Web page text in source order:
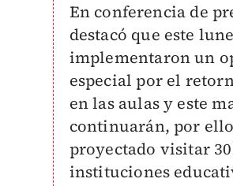
En conferencia de
destacó que este
implementaron un
especial por el
en las aulas y este
continuarán, por
proyectado visitar 30
instituciones